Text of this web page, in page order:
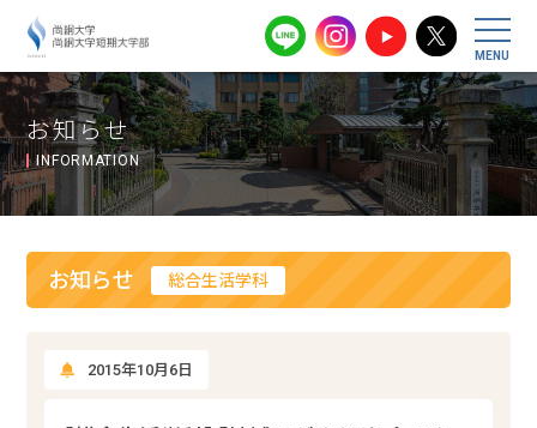
尚絅大学・尚
お知らせ
INFORMATION
お知らせ 総合生活学科
2015年10月6日